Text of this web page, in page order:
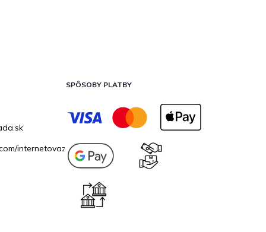
internetovazahrada.sk/
SPÔSOBY PLATBY